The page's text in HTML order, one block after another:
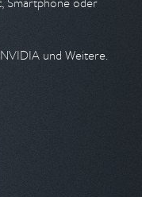
und Weitere.